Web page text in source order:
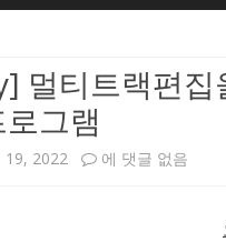
멀티트랙편집
그램
19, 2022
[audacity]
에 댓글 없음